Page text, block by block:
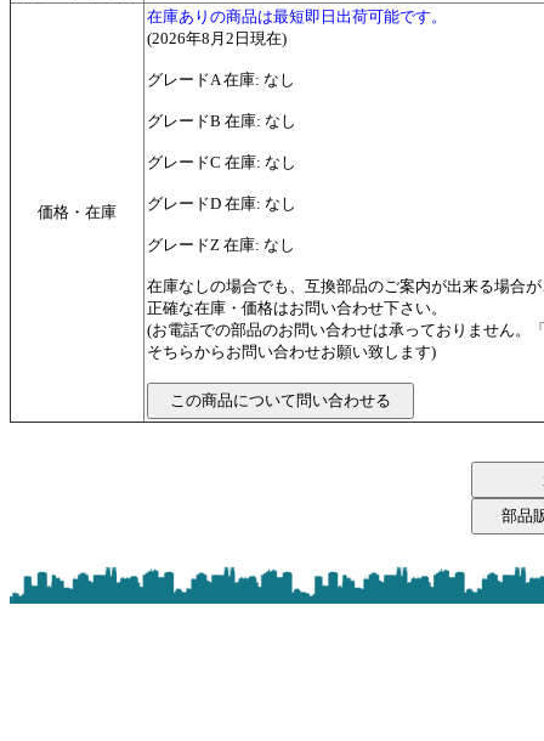
価格・在庫
在庫ありの商品は最短即日出荷可能です。
(2026年8月2日現在)
グレードA 在庫: なし
グレードB 在庫: なし
グレードC 在庫: なし
グレードD 在庫: なし
グレードZ 在庫: なし
在庫なしの場合でも、互換部品のご案内が出来る場合
正確な在庫・価格はお問い合わせ下さい。
(お電話での部品のお問い合わせは承っておりません。
そちらからお問い合わせお願い致します)